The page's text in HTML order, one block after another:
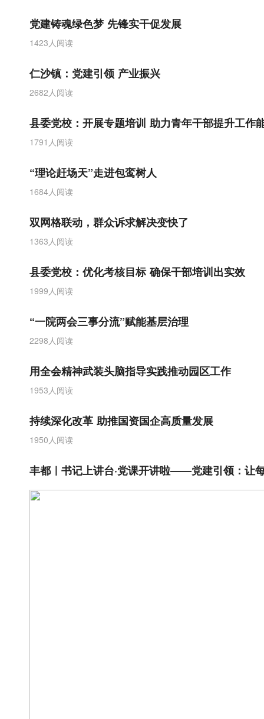
党建铸魂绿色梦 先锋实干促发展
1423人阅读
仁沙镇：党建引领 产业振兴
2682人阅读
县委党校：开展专题培训 助力青年干部提升工作
1791人阅读
“理论赶场天”走进包鸾树人
1684人阅读
双网格联动，群众诉求解决变快了
1363人阅读
县委党校：优化考核目标 确保干部培训出实效
1999人阅读
“一院两会三事分流”赋能基层治理
2298人阅读
用全会精神武装头脑指导实践推动园区工作
1953人阅读
持续深化改革 助推国资国企高质量发展
1950人阅读
丰都｜书记上讲台·党课开讲啦——党建引领：让